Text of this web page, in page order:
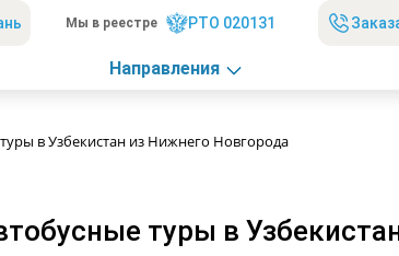
Мы в реестре РТО 020131
Направления
в Узбекистан из Нижнего Новгорода
туры в